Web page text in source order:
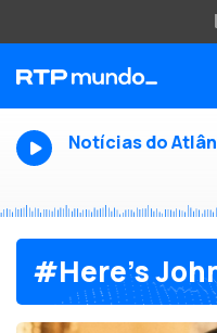
Notícias do
#Here’s